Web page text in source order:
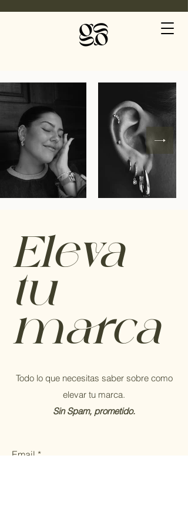
Todo lo que necesitas saber sobre como
elevar tu marca.
Sin Spam, prometido.
Email
Eleva
tu
marca